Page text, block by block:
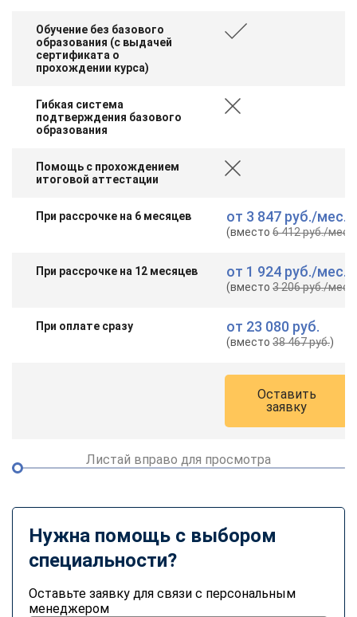
Обучение без базового
образования (с выдачей
сертификата о
прохождении курса)
Гибкая система
подтверждения базового
образования
Помощь с прохождением
итоговой аттестации
При рассрочке на 6 месяцев от 3 847 руб./мес.
(вместо6 412 руб./мес.
При рассрочке на 12 месяцев от 1 924 руб./мес.
(вместо3 206 руб./мес.
При оплате сразу от 23 080 руб.
(вместо38 467 руб.)
Оставить
заявку
Листай вправо для просмотра
Нужна помощь с выбором
специальности?
Оставьте заявку для связи с персональным
менеджером
Мессенджеры
Telegram WhatsApp
Vkontakte
Max